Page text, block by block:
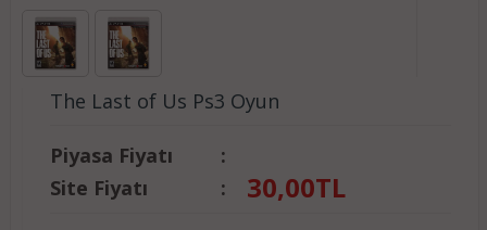
The Last of Us Ps3 Oyun
Piyasa Fiyatı
:
Site Fiyatı
: 30,00TL